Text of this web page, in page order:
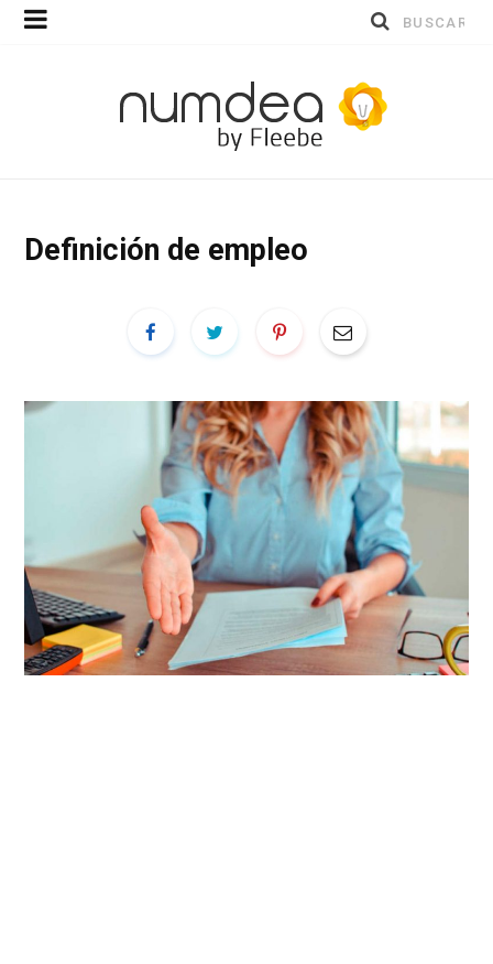
Buscar
Definición de empleo